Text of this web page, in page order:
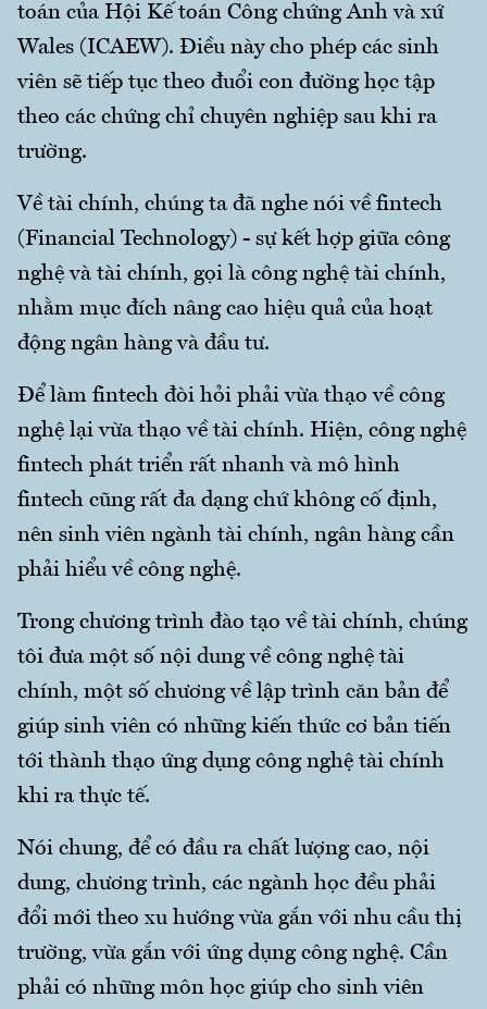
toán của Hội Kế toán Công chứng Anh và xứ
Wales (ICAEW). Điều này cho phép các sinh
viên sẽ tiếp tục theo đuổi con đường học tập
theo các chứng chỉ chuyên nghiệp sau khi ra
trường.
Về tài chính, chúng ta đã nghe nói về fintech
(Financial Technology) - sự kết hợp giữa công
nghệ và tài chính, gọi là công nghệ tài chính,
nhằm mục đích nâng cao hiệu quả của hoạt
động ngân hàng và đầu tư.
Để làm fintech đòi hỏi phải vừa thạo về công
nghệ lại vừa thạo về tài chính. Hiện, công nghệ
fintech phát triển rất nhanh và mô hình
fintech cũng rất đa dạng chứ không cố định,
nên sinh viên ngành tài chính, ngân hàng cần
phải hiểu về công nghệ.
Trong chương trình đào tạo về tài chính, chúng
tôi đưa một số nội dung về công nghệ tài
chính, một số chương về lập trình căn bản để
giúp sinh viên có những kiến thức cơ bản tiến
tới thành thạo ứng dụng công nghệ tài chính
khi ra thực tế.
Nói chung, để có đầu ra chất lượng cao, nội
dung, chương trình, các ngành học đều phải
đổi mới theo xu hướng vừa gắn với nhu cầu thị
trường, vừa gắn với ứng dụng công nghệ. Cần
phải có những môn học giúp cho sinh viên